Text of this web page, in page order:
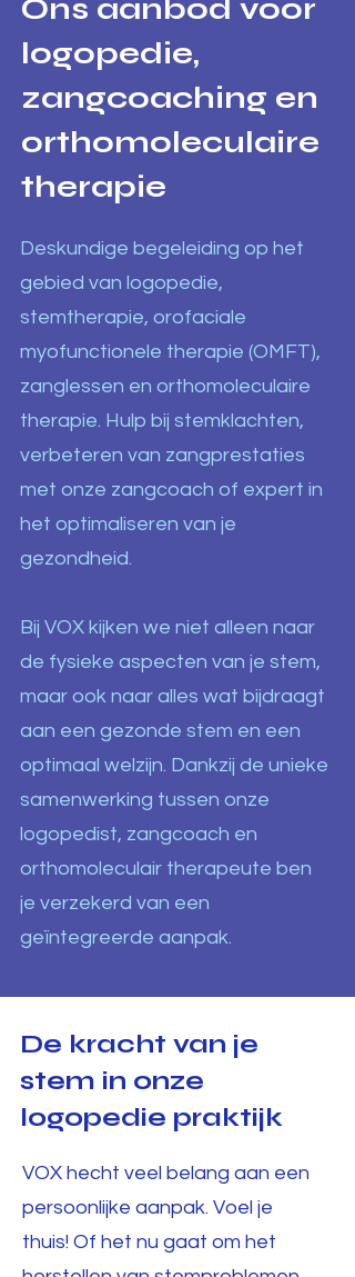
Ons aanbod voor
logopedie,
zangcoaching en
orthomoleculaire
therapie
Deskundige begeleiding op het
gebied van logopedie,
stemtherapie, orofaciale
myofunctionele therapie (OMFT),
zanglessen en orthomoleculaire
therapie. Hulp bij stemklachten,
verbeteren van zangprestaties
met onze zangcoach of expert in
het optimaliseren van je
gezondheid.​
Bij VOX kijken we niet alleen naar
de fysieke aspecten van je stem,
maar ook naar alles wat bijdraagt
aan een gezonde stem en een
optimaal welzijn. Dankzij de unieke
samenwerking tussen onze
logopedist, zangcoach en
orthomoleculair therapeute ben
je verzekerd van een
geïntegreerde aanpak.
De kracht van je
stem in onze
logopedie praktijk
VOX hecht veel belang aan een
persoonlijke aanpak. Voel je
thuis! Of het nu gaat om het